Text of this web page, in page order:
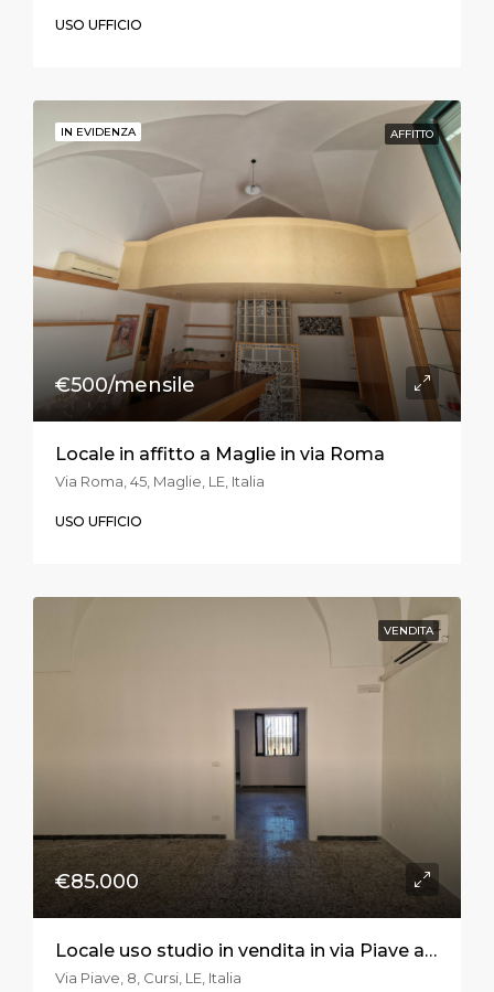
USO UFFICIO
IN EVIDENZA AFFITTO
€500/mensile
Locale in affitto a Maglie in via Roma
Via Roma, 45, Maglie, LE, Italia
USO UFFICIO
VENDITA
€85.000
Locale uso studio in vendita in via Piave a Melpignano
Via Piave, 8, Cursi, LE, Italia